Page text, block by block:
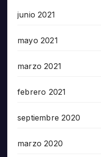
junio 2021
mayo 2021
marzo 2021
febrero 2021
septiembre 2020
marzo 2020